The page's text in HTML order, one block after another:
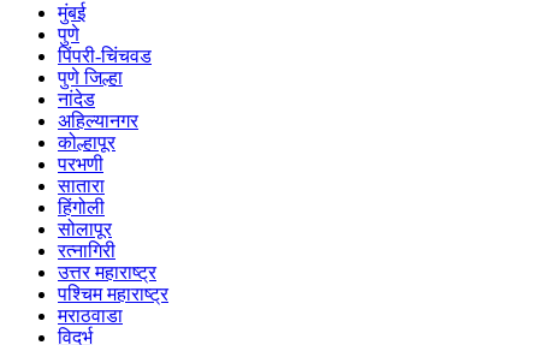
मुंबई
पुणे
पिंपरी-चिंचवड
पुणे जिल्हा
नांदेड
अहिल्यानगर
कोल्हापूर
परभणी
सातारा
हिंगोली
सोलापूर
रत्नागिरी
उत्तर महाराष्ट्र
पश्चिम महाराष्ट्र
मराठवाडा
विदर्भ